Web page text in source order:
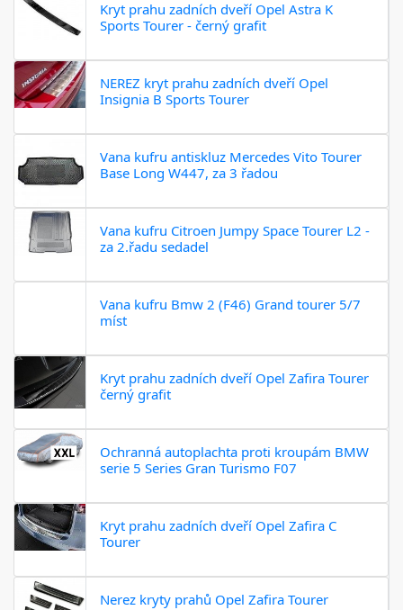
Kryt prahu zadních dveří Opel Astra K
Sports Tourer - černý grafit
NEREZ kryt prahu zadních dveří Opel
Insignia B Sports Tourer
Vana kufru antiskluz Mercedes Vito Tourer
Base Long W447, za 3 řadou
Vana kufru Citroen Jumpy Space Tourer L2 -
za 2.řadu sedadel
Vana kufru Bmw 2 (F46) Grand tourer 5/7
míst
Kryt prahu zadních dveří Opel Zafira Tourer
černý grafit
Ochranná autoplachta proti kroupám BMW
serie 5 Series Gran Turismo F07
Kryt prahu zadních dveří Opel Zafira C
Tourer
Nerez kryty prahů Opel Zafira Tourer